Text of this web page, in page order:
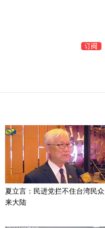
夏立言：民进党拦不住台湾民众
来大陆